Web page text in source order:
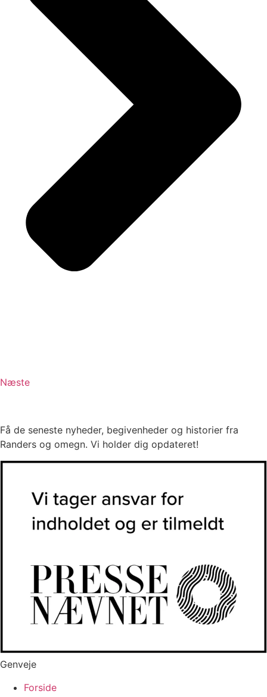
Næste
Få de seneste nyheder, begivenheder og historier fra
Randers og omegn. Vi holder dig opdateret!
Genveje
Forside